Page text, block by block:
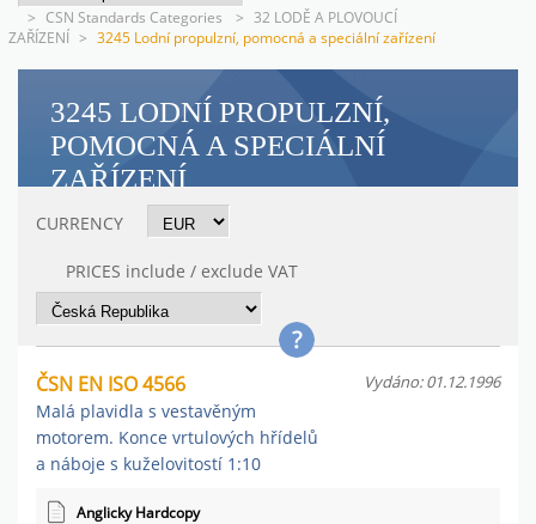
> CSN Standards Categories > 32 LODĚ A PLOVOUCÍ
ZAŘÍZENÍ > 3245 Lodní propulzní, pomocná a speciální zařízení
3245 LODNÍ PROPULZNÍ,
POMOCNÁ A SPECIÁLNÍ
ZAŘÍZENÍ
CURRENCY
PRICES include / exclude VAT
ČSN EN ISO 4566
Malá plavidla s vestavěným
motorem. Konce vrtulových hřídelů
a náboje s kuželovitostí 1:10
Vydáno: 01.12.1996
Anglicky Hardcopy